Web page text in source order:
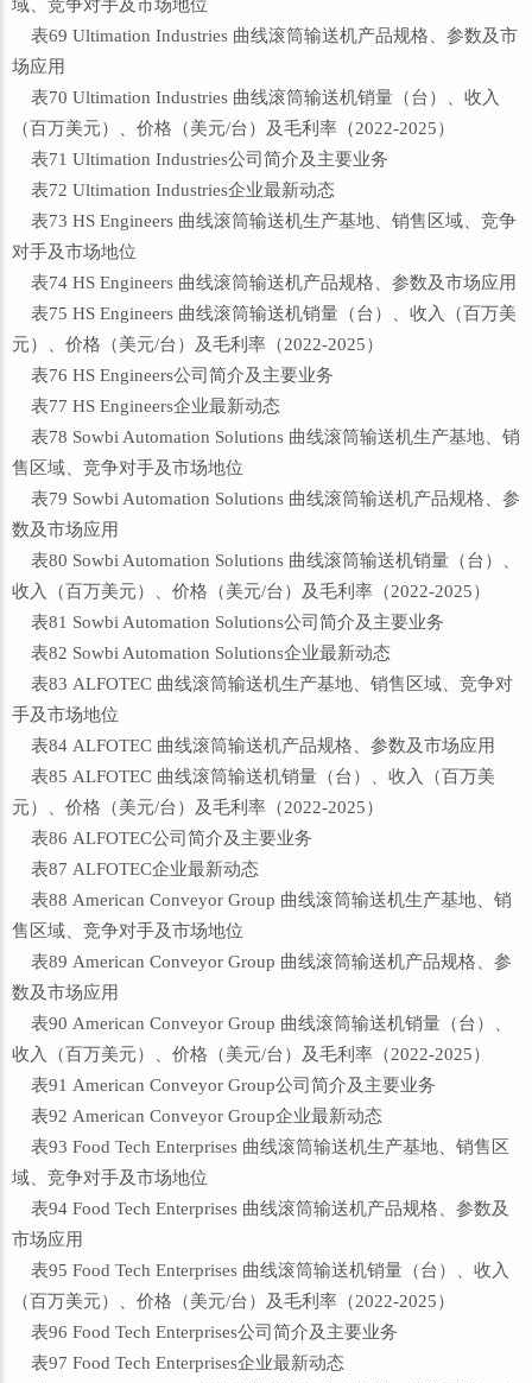
域、竞争对手及市场地位
表69 Ultimation Industries 曲线滚筒输送机产品规格、参数及市
场应用
表70 Ultimation Industries 曲线滚筒输送机销量（台）、收入
（百万美元）、价格（美元/台）及毛利率（2022-2025）
表71 Ultimation Industries公司简介及主要业务
表72 Ultimation Industries企业最新动态
表73 HS Engineers 曲线滚筒输送机生产基地、销售区域、竞争
对手及市场地位
表74 HS Engineers 曲线滚筒输送机产品规格、参数及市场应用
表75 HS Engineers 曲线滚筒输送机销量（台）、收入（百万美
元）、价格（美元/台）及毛利率（2022-2025）
表76 HS Engineers公司简介及主要业务
表77 HS Engineers企业最新动态
表78 Sowbi Automation Solutions 曲线滚筒输送机生产基地、销
售区域、竞争对手及市场地位
表79 Sowbi Automation Solutions 曲线滚筒输送机产品规格、参
数及市场应用
表80 Sowbi Automation Solutions 曲线滚筒输送机销量（台）、
收入（百万美元）、价格（美元/台）及毛利率（2022-2025）
表81 Sowbi Automation Solutions公司简介及主要业务
表82 Sowbi Automation Solutions企业最新动态
表83 ALFOTEC 曲线滚筒输送机生产基地、销售区域、竞争对
手及市场地位
表84 ALFOTEC 曲线滚筒输送机产品规格、参数及市场应用
表85 ALFOTEC 曲线滚筒输送机销量（台）、收入（百万美
元）、价格（美元/台）及毛利率（2022-2025）
表86 ALFOTEC公司简介及主要业务
表87 ALFOTEC企业最新动态
表88 American Conveyor Group 曲线滚筒输送机生产基地、销
售区域、竞争对手及市场地位
表89 American Conveyor Group 曲线滚筒输送机产品规格、参
数及市场应用
表90 American Conveyor Group 曲线滚筒输送机销量（台）、
收入（百万美元）、价格（美元/台）及毛利率（2022-2025）
表91 American Conveyor Group公司简介及主要业务
表92 American Conveyor Group企业最新动态
表93 Food Tech Enterprises 曲线滚筒输送机生产基地、销售区
域、竞争对手及市场地位
表94 Food Tech Enterprises 曲线滚筒输送机产品规格、参数及
市场应用
表95 Food Tech Enterprises 曲线滚筒输送机销量（台）、收入
（百万美元）、价格（美元/台）及毛利率（2022-2025）
表96 Food Tech Enterprises公司简介及主要业务
表97 Food Tech Enterprises企业最新动态